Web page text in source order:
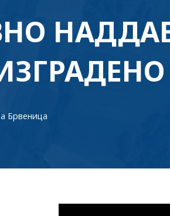
Брвеница